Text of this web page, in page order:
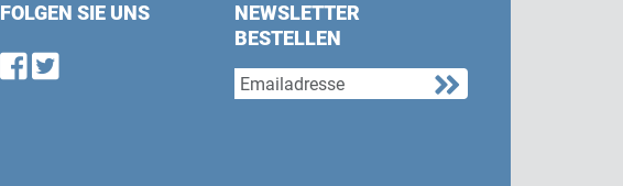
FOLGEN SIE UNS
Find us on Facebook
Follow us on Twitter
NEWSLETTER
BESTELLEN